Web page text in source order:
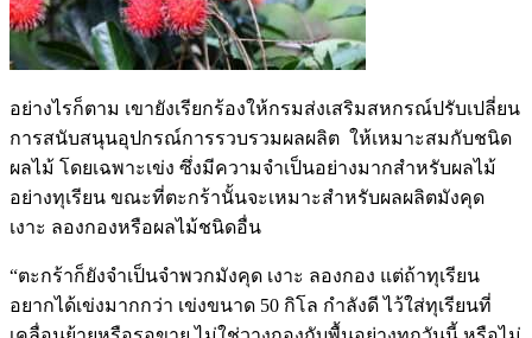
อย่างไรก็ตาม เขายังเรียกร้องให้กรมส่งเสริมสหกรณ์ปรับเปลี่ยน
การสนับสนุนอุปกรณ์การรวบรวมผลผลิต ให้เหมาะสมกับชนิด
ผลไม้ โดยเฉพาะเข่ง ซึ่งมีความจำเป็นอย่างมากสำหรับผลไม้
อย่างทุเรียน ขณะที่ตะกร้านั้นจะเหมาะสำหรับผลผลิตมังคุด
เงาะ ลองกองหรือผลไม้ชนิดอื่น
“ตะกร้าก็ยังจำเป็นจำพวกมังคุด เงาะ ลองกอง แต่ถ้าทุเรียน
อยากได้เข่งมากกว่า เข่งขนาด 50 กิโล กำลังดี ไว้ใส่ทุเรียนที่